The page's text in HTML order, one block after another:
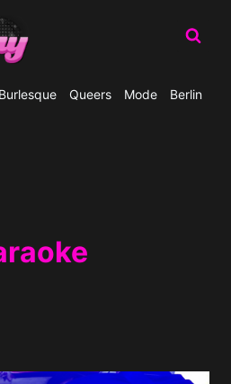
Burlesque Queers Mode Berlin